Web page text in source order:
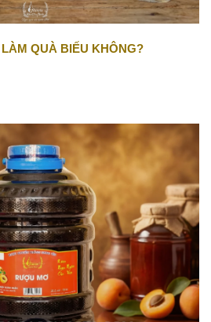
QUÀ BIẾU KHÔNG?